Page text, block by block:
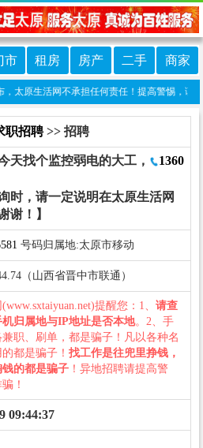
市 租房 房产 二手 商家
原生活网不承担任何责任！提高警惕，谨防
职招聘>> 招聘
天找个监控弱电的大工，
1360
时，请一定说明在太原生活网
谢！】
号码归属地:太原市移动
（山西省晋中市联通）
提醒您：1、 请查
归属地与IP地址是否本地。2、手
职、刷单，都是骗子！凡以各种名
都是骗子！ 找工作是往兜里挣钱，
的都是骗子 ！异地招聘请提高警
！
09:44:37